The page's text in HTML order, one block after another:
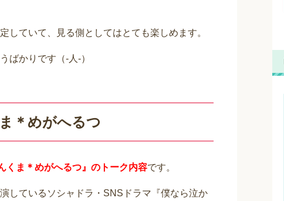
していて、見る側としてはとても楽しめます。
ばかりです（-人-）
＊めがへるつ
くま＊めがへるつ』のトーク内容です。
しているソシャドラ・SNSドラマ『僕なら泣か